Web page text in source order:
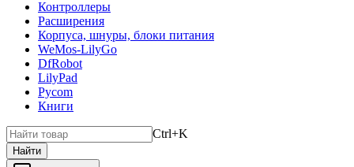
Контроллеры
Расширения
Корпуса, шнуры, блоки питания
WeMos-LilyGo
DfRobot
LilyPad
Pycom
Книги
Ctrl+K
Найти